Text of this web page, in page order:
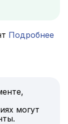
Подробнее
могут